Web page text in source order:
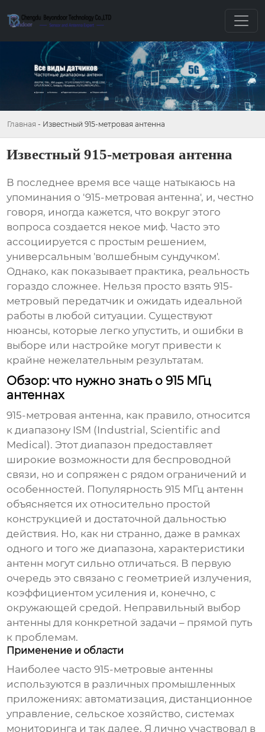
Главная - Известный 915-метровая антенна
Известный 915-метровая антенна
В последнее время все чаще натыкаюсь на
упоминания о '915-метровая антенна', и, честно
говоря, иногда кажется, что вокруг этого
вопроса создается некое миф. Часто это
ассоциируется с простым решением,
универсальным 'волшебным сундучком'.
Однако, как показывает практика, реальность
гораздо сложнее. Нельзя просто взять915-
метровый передатчик и ожидать идеальной
работы в любой ситуации. Существуют
нюансы, которые легко упустить, и ошибки в
выборе или настройке могут привести к
крайне нежелательным результатам.
Обзор: что нужно знать о 915 МГц
антеннах
915-метровая антенна, как правило, относится
к диапазону ISM (Industrial, Scientific and
Medical). Этот диапазон предоставляет
широкие возможности для беспроводной
связи, но и сопряжен с рядом ограничений и
особенностей. Популярность915 МГц антенн
объясняется их относительно простой
конструкцией и достаточной дальностью
действия. Но, как ни странно, даже в рамках
одного и того же диапазона, характеристики
антенн могут сильно отличаться. В первую
очередь это связано с геометрией излучения,
коэффициентом усиления и, конечно, с
окружающей средой. Неправильный выбор
антенны для конкретной задачи – прямой путь
к проблемам.
Применение и области
Наиболее часто915-метровые антенны
используются в различных промышленных
приложениях: автоматизация, дистанционное
управление, сельское хозяйство, системах
мониторинга и так далее. Я лично участвовал в